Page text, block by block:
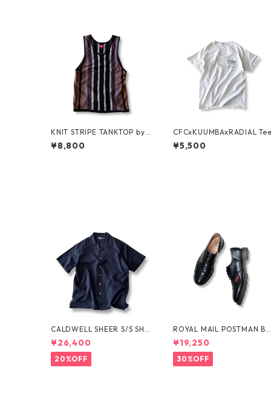
KNIT STRIPE TANKTOP by
Supreme
¥8,800
CFCxKUUMBAxRADIAL Tee
¥5,500
CALDWELL SHEER S/S SHI
RT by Polo Ralph Lauren
¥26,400
20%OFF
ROYAL MAIL POSTMAN BO
OTS by Dr.MARTENS
¥19,250
30%OFF